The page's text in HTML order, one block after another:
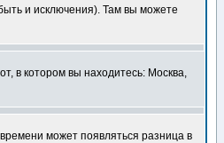
и исключения). Там вы можете
в котором вы находитесь: Москва,
может появляться разница в